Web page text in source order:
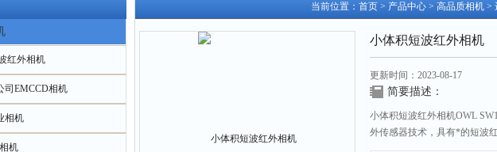
红外相机
司EMCCD相机
相机
机
当前位置： 首页 > 产品中心 > 高品质相机 >
小体积短波红外相机
更新时间：2023-08-17
简要描述：
小体积短波红外相机OWL
外传感器技术，具有*的短波
这款相机具备高灵敏度铟镓